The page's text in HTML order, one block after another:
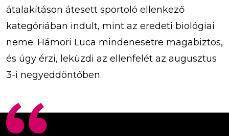
átalakításon átesett sportoló ellenkező
kategóriában indult, mint az eredeti biológiai
neme. Hámori Luca mindenesetre magabiztos,
és úgy érzi, leküzdi az ellenfelét az augusztus
3-i negyeddöntőben.